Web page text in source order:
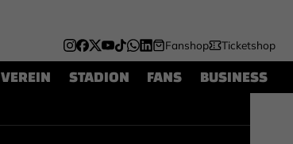
Fanshop Ticketshop
VEREIN STADION FANS BUSINESS